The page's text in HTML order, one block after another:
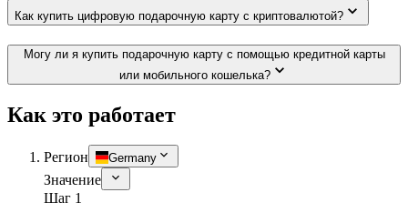
Как купить цифровую подарочную карту с криптовалютой?
Могу ли я купить подарочную карту с помощью кредитной карты
или мобильного кошелька?
Как это работает
Регион Germany
Значение
Шаг 1